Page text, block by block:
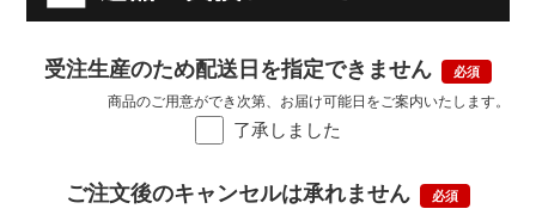
受注生産のため配送日を指定できません
了承しました
商品のご用意ができ次第、お届け可能日をご案内いたします。
ご注文後のキャンセルは承れません